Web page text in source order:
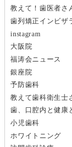
ー
シ
ョ
ン
教えて！歯医者さ
歯列矯正インビザ
instagram
大阪院
福涛会ニュース
銀座院
予防歯科
教えて歯科衛生士
歯、口腔内と健康
小児歯科
ホワイトニング